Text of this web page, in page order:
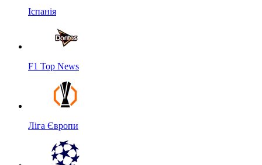
Іспанія
F1 Top News
Ліга Європи